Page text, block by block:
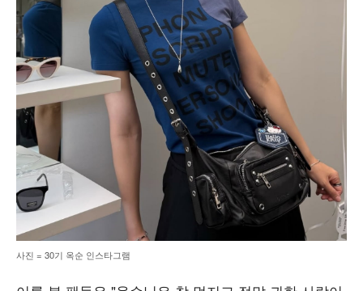
사진 = 30기 옥순 인스타그램